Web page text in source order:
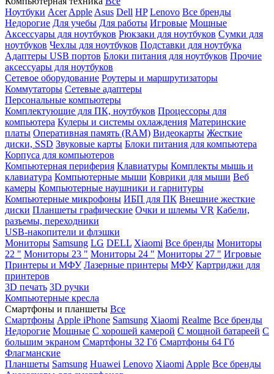
Ноутбуки Acer Apple Asus Dell HP Lenovo Все бренды
Недорогие Для учебы Для работы Игровые Мощные
Аксессуары для ноутбуков Рюкзаки для ноутбуков Сумки для
ноутбуков Чехлы для ноутбуков Подставки для ноутбука
Адаптеры USB портов Блоки питания для ноутбуков Прочие
аксессуары для ноутбуков
Сетевое оборудование Роутеры и маршрутизаторы
Коммутаторы Сетевые адаптеры
Персональные компьютеры
Комплектующие для ПК, ноутбуков Процессоры для
компьютера Кулеры и системы охлаждения Материнские
платы Оперативная память (RAM) Видеокарты Жесткие
диски, SSD Звуковые карты Блоки питания для компьютера
Корпуса для компьютеров
Компьютерная периферия Клавиатуры Комплекты мышь и
клавиатура Компьютерные мыши Коврики для мыши Веб
камеры Компьютерные наушники и гарнитуры
Компьютерные микрофоны ИБП для ПК Внешние жесткие
диски Планшеты графические Очки и шлемы VR Кабели,
разъемы, переходники
USB-накопители и флэшки
Мониторы Samsung LG DELL Xiaomi Все бренды Мониторы
22 " Мониторы 23 " Мониторы 24 " Мониторы 27 " Игровые
Принтеры и МФУ Лазерные принтеры МФУ Картриджи для
принтеров
3D печать 3D ручки
Компьютерные кресла
Смартфоны и планшеты Все
Смартфоны Apple iPhone Samsung Xiaomi Realme Все бренды
Недорогие Мощные С хорошей камерой С мощной батареей С
большим экраном Смартфоны 32 Гб Смартфоны 64 Гб
Флагманские
Планшеты Samsung Huawei Lenovo Xiaomi Apple Все бренды